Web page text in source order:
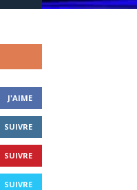
J'AIME
SUIVRE
SUIVRE
SUIVRE